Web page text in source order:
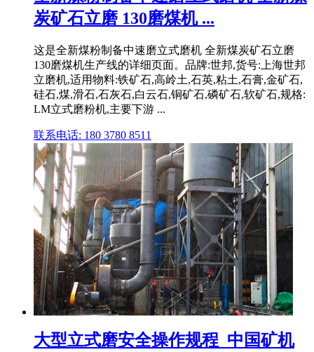
炭矿石立磨 130磨煤机 ...
这是全新煤粉制备中速磨立式磨机 全新煤炭矿石立磨
130磨煤机生产线的详细页面。品牌:世邦,货号:上海世邦
立磨机,适用物料:铁矿石,高岭土,石英,粘土,石膏,金矿石,
硅石,煤,滑石,石灰石,白云石,铜矿石,磷矿石,软矿石,规格:
LM立式磨粉机,主要下游 ...
联系电话: 180 3780 8511
大型立式磨安全操作规程_中国矿机